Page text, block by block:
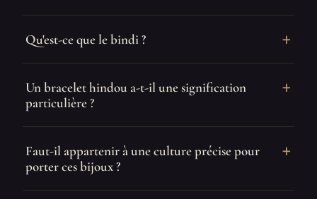
Qu'est-ce que le bindi ?
Un bracelet hindou a-t-il une signification
particulière ?
Faut-il appartenir à une culture précise pour
porter ces bijoux ?